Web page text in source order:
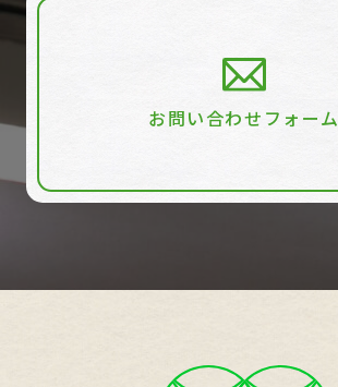
お問い合わせフォーム